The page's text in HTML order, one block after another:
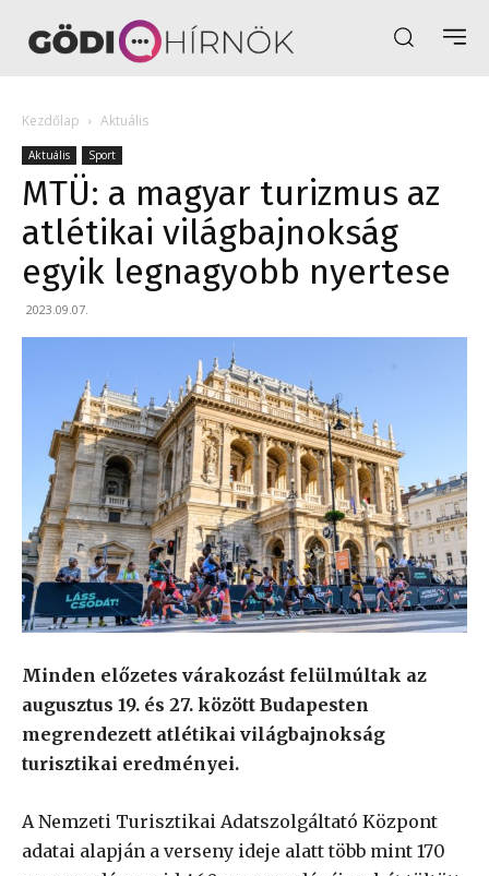
Kezdőlap Aktuális
Aktuális Sport
​MTÜ: a magyar turizmus az
atlétikai világbajnokság
egyik legnagyobb nyertese
2023.09.07.
​Minden előzetes várakozást felülmúltak az
augusztus 19. és 27. között Budapesten
megrendezett atlétikai világbajnokság
turisztikai eredményei.
A Nemzeti Turisztikai Adatszolgáltató Központ
adatai alapján a verseny ideje alatt több mint 170